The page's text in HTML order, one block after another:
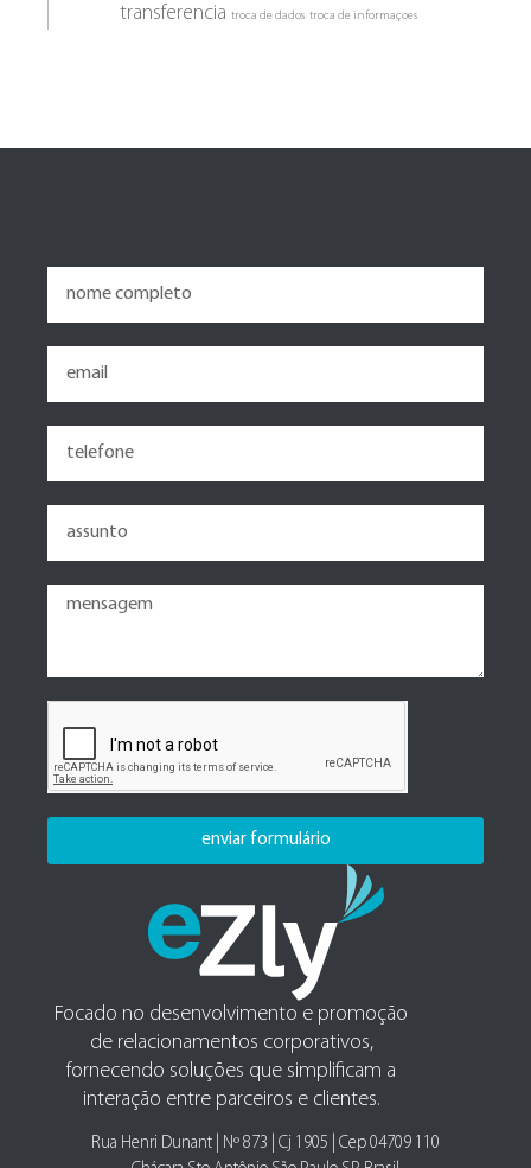
transferencia troca de dados troca de informaçoes
Focado no desenvolvimento e promoção
de relacionamentos corporativos,
fornecendo soluções que simplificam a
interação entre parceiros e clientes.
Rua Henri Dunant | Nº 873 | Cj 1905 | Cep 04709 110
enviar formulário